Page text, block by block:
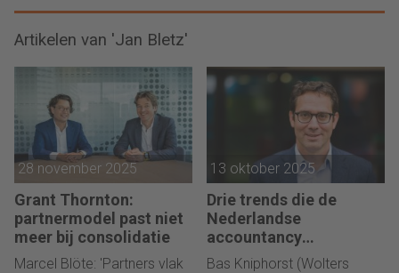
Artikelen van 'Jan Bletz'
28 november 2025
Grant Thornton:
partnermodel past niet
meer bij consolidatie
Marcel Blöte: 'Partners vlak
13 oktober 2025
Drie trends die de
Nederlandse
accountancy
hervormen
Bas Kniphorst (Wolters